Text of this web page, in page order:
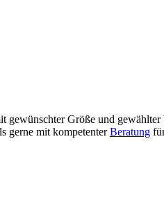
Größe und gewählter
gerne mit kompetenterBeratung